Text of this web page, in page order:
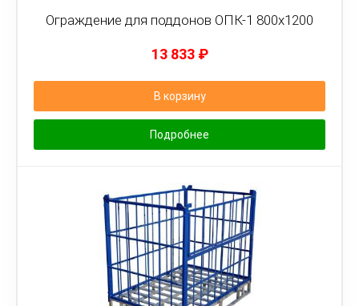
Ограждение для поддонов ОПК-1 800х1200
13 833 ₽
В корзину
Подробнее